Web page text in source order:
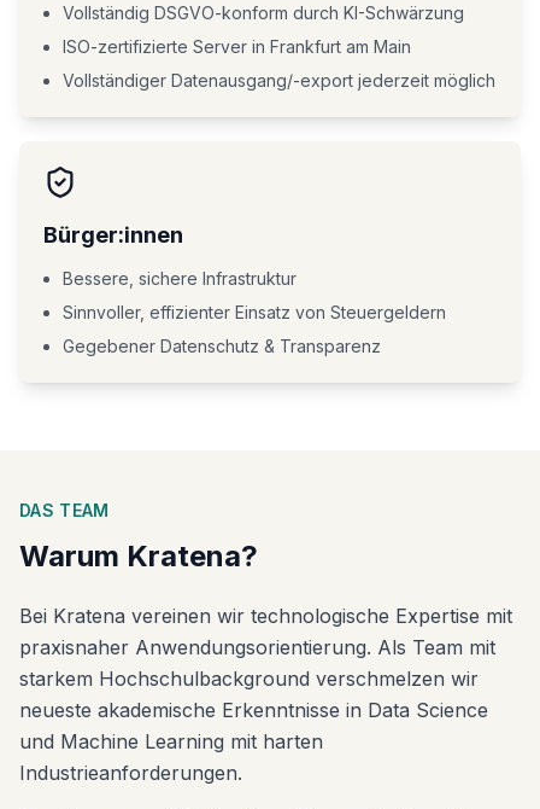
Vollständig DSGVO-konform durch KI-Schwärzung
ISO-zertifizierte Server in Frankfurt am Main
Vollständiger Datenausgang/-export jederzeit möglich
Bürger:innen
Bessere, sichere Infrastruktur
Sinnvoller, effizienter Einsatz von Steuergeldern
Gegebener Datenschutz & Transparenz
DAS TEAM
Warum Kratena?
Bei Kratena vereinen wir technologische Expertise mit
praxisnaher Anwendungsorientierung. Als Team mit
starkem Hochschulbackground verschmelzen wir
neueste akademische Erkenntnisse in Data Science
und Machine Learning mit harten
Industrieanforderungen.